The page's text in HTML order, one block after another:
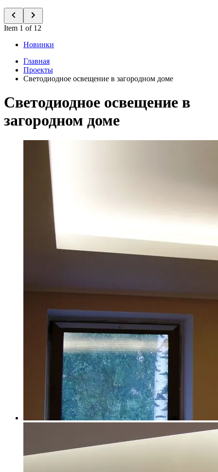
Item 1 of 12
Новинки
Главная
Проекты
Светодиодное освещение в загородном доме
Светодиодное освещение в
загородном доме